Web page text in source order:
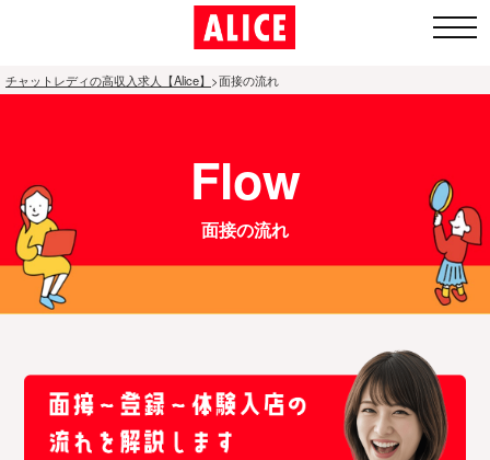
ップペー
ジ
2.通勤チャ
ットレディ
3.アリスが
人気の理由
チャットレディの高収入求人【Alice】 >面接の流れ
Flow
面接の流れ